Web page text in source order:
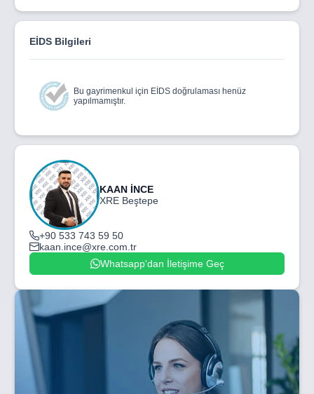
EİDS Bilgileri
Bu gayrimenkul için EİDS doğrulaması henüz
yapılmamıştır.
KAAN İNCE
XRE Beştepe
+90 533 743 59 50
kaan.ince@xre.com.tr
Whatsapp'dan İletişime Geç